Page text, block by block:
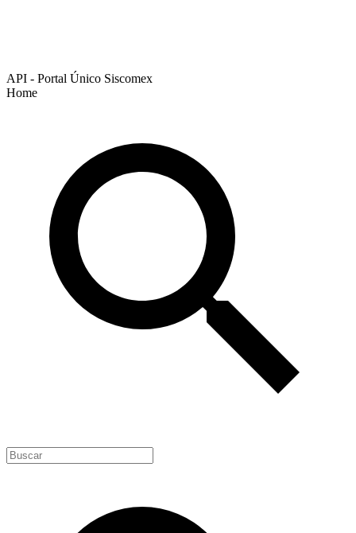
API - Portal Único Siscomex
Home